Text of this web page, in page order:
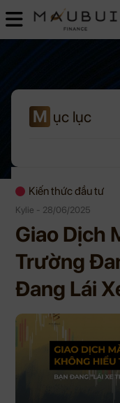
M ục lục
Kiến thức đầu tư
Kylie - 28/06/2025
Giao Dịch
Trường
Đang Lái